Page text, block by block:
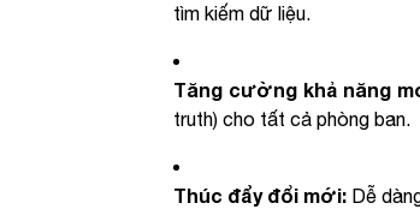
tìm kiếm dữ liệu.
Tăng cường khả năng
truth) cho tất cả phòng ban.
Thúc đẩy đổi mới: Dễ